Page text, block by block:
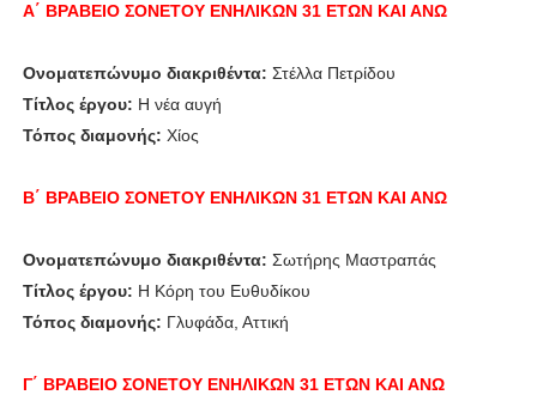
Α΄ ΒΡΑΒΕΙΟΣΟΝΕΤΟΥ ΕΝΗΛΙΚΩΝ 31 ΕΤΩΝ ΚΑΙ ΑΝΩ
Ονοματεπώνυμο διακριθέντα: Στέλλα Πετρίδου
Τίτλος έργου: Η νέα αυγή
Τόπος διαμονής: Χίος
Β΄ ΒΡΑΒΕΙΟΣΟΝΕΤΟΥ ΕΝΗΛΙΚΩΝ 31 ΕΤΩΝ ΚΑΙ ΑΝΩ
Ονοματεπώνυμο διακριθέντα: Σωτήρης Μαστραπάς
Τίτλος έργου: Η Κόρη του Ευθυδίκου
Τόπος διαμονής: Γλυφάδα, Αττική
Γ΄ ΒΡΑΒΕΙΟΣΟΝΕΤΟΥ ΕΝΗΛΙΚΩΝ 31 ΕΤΩΝ ΚΑΙ ΑΝΩ